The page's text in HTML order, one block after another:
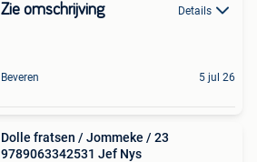
Zie omschrijving Details
Beveren 5 jul 26
Dolle fratsen / Jommeke / 23
9789063342531 Jef Nys